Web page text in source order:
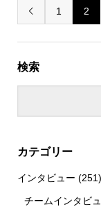
 1 2
検索
カテゴリー
インタビュー (251)
チームインタビ